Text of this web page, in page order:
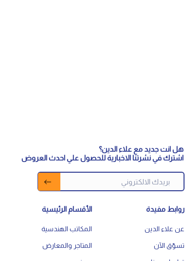
هل انت جديد مع علاء الدين؟
اشترك في نشرتنا الاخبارية للحصول علي احدث العروض
روابط مفيدة
عن علاء الدين
تسوّق الآن
الأقسام الرئيسية
المكاتب الهندسية
المتاجر والمعارض